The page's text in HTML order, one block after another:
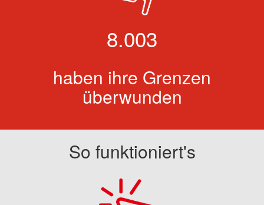
8.003
haben ihre Grenzen
überwunden
So funktioniert's